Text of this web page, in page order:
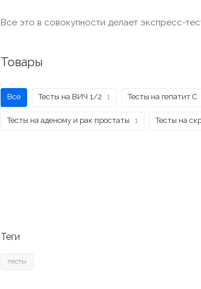
Все это в совокупности делает экспресс-
Товары
Все Тесты на ВИЧ 1/2 1 Тесты на гепатит С
Тесты на аденому и рак простаты 1 Тесты на
Теги
тесты